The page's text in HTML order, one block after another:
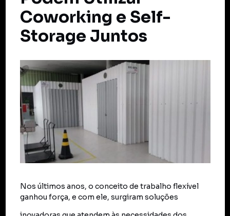
Coworking e Self-
Storage Juntos
Nos últimos anos, o conceito de trabalho flexível
ganhou força, e com ele, surgiram soluções